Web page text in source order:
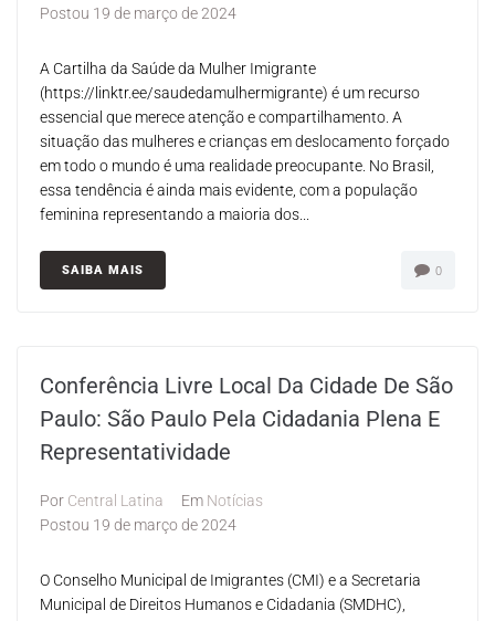
Postou 19 de março de 2024
A Cartilha da Saúde da Mulher Imigrante
(https://linktr.ee/saudedamulhermigrante) é um recurso
essencial que merece atenção e compartilhamento. A
situação das mulheres e crianças em deslocamento forçado
em todo o mundo é uma realidade preocupante. No Brasil,
essa tendência é ainda mais evidente, com a população
feminina representando a maioria dos...
SAIBA MAIS 0
Conferência Livre Local Da Cidade De São
Paulo: São Paulo Pela Cidadania Plena E
Representatividade
Por Central Latina Em Notícias
Postou 19 de março de 2024
O Conselho Municipal de Imigrantes (CMI) e a Secretaria
Municipal de Direitos Humanos e Cidadania (SMDHC),